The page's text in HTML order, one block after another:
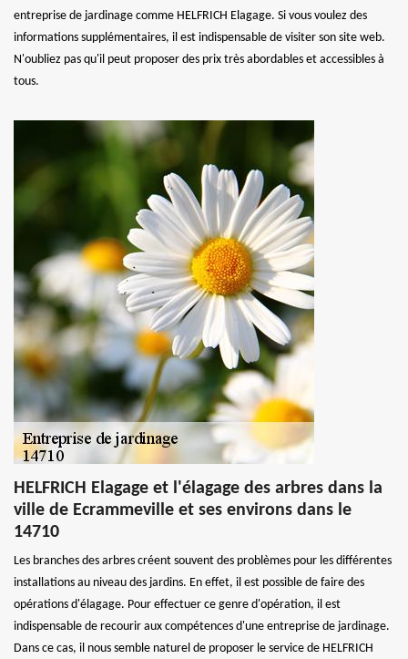
entreprise de jardinage comme HELFRICH Elagage. Si vous voulez des
informations supplémentaires, il est indispensable de visiter son site web.
N'oubliez pas qu'il peut proposer des prix très abordables et accessibles à
tous.
HELFRICH Elagage et l'élagage des arbres dans la
ville de Ecrammeville et ses environs dans le
14710
Les branches des arbres créent souvent des problèmes pour les différentes
installations au niveau des jardins. En effet, il est possible de faire des
opérations d'élagage. Pour effectuer ce genre d'opération, il est
indispensable de recourir aux compétences d'une entreprise de jardinage.
Dans ce cas, il nous semble naturel de proposer le service de HELFRICH